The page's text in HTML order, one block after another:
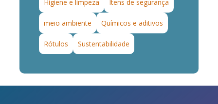
Higiene e limpeza Itens de segurança
meio ambiente Químicos e aditivos
Rótulos Sustentabilidade